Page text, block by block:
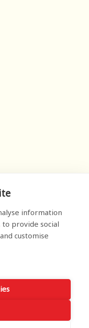
information
provide social
customise